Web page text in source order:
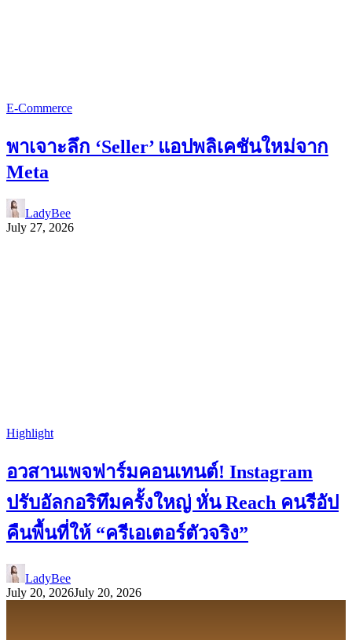
E-Commerce
พาเจาะลึก ‘Seller’ แอปพลิเคชันใหม่จาก
Meta
LadyBee
July 27, 2026
Highlight
อวสานเพจฟาร์มคอนเทนต์! Instagram
ปรับอัลกอริทึมครั้งใหญ่ หั่น Reach คนรีอัป
คืนพื้นที่ให้ “ครีเอเตอร์ตัวจริง”
LadyBee
July 20, 2026July 20, 2026